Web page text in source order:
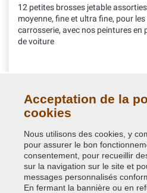
12 petites brosses jetable
moyenne, fine et ultra fine, pour
carrosserie, avec nos peintures en
de voiture
Acceptation de la
cookies
Nous utilisons des cookies, y
pour assurer le bon
consentement, pour recueillir
sur la navigation sur le site et
messages personnalisés
En fermant la bannière ou en